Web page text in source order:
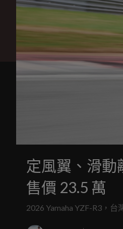
定風翼、滑動
售價 23.5 萬
2026 Yamaha YZF-R3，